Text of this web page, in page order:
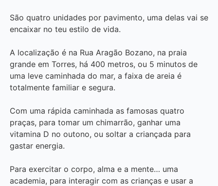
São quatro unidades por pavimento, uma delas vai se
encaixar no teu estilo de vida.
A localização é na Rua Aragão Bozano, na praia
grande em Torres, há 400 metros, ou 5 minutos de
uma leve caminhada do mar, a faixa de areia é
totalmente familiar e segura.
Com uma rápida caminhada as famosas quatro
praças, para tomar um chimarrão, ganhar uma
vitamina D no outono, ou soltar a criançada para
gastar energia.
Para exercitar o corpo, alma e a mente… uma
academia, para interagir com as crianças e usar a